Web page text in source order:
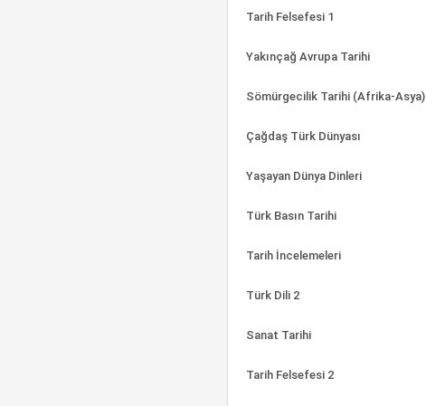
Tarih Felsefesi 1
Yakınçağ Avrupa Tarihi
Sömürgecilik Tarihi (Afrika-Asya)
Çağdaş Türk Dünyası
Yaşayan Dünya Dinleri
Türk Basın Tarihi
Tarih İncelemeleri
Türk Dili 2
Sanat Tarihi
Tarih Felsefesi 2